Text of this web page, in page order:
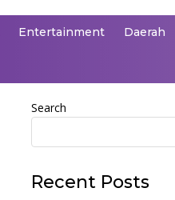
Entertainment Daerah
Search
Recent Posts